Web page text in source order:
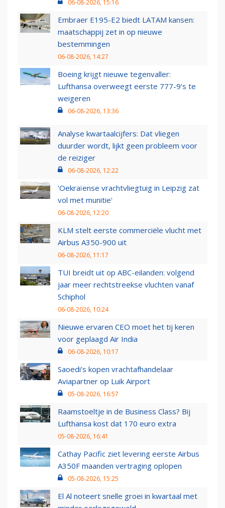
06-08-2026, 15:16
Embraer E195-E2 biedt LATAM kansen:
maatschappij zet in op nieuwe
bestemmingen
06-08-2026, 14:27
Boeing krijgt nieuwe tegenvaller:
Lufthansa overweegt eerste 777-9’s te
weigeren
06-08-2026, 13:36
Analyse kwartaalcijfers: Dat vliegen
duurder wordt, lijkt geen probleem voor
de reiziger
06-08-2026, 12:22
'Oekraïense vrachtvliegtuig in Leipzig zat
vol met munitie'
06-08-2026, 12:20
KLM stelt eerste commerciële vlucht met
Airbus A350-900 uit
06-08-2026, 11:17
TUI breidt uit op ABC-eilanden: volgend
jaar meer rechtstreekse vluchten vanaf
Schiphol
06-08-2026, 10:24
Nieuwe ervaren CEO moet het tij keren
voor geplaagd Air India
06-08-2026, 10:17
Saoedi’s kopen vrachtafhandelaar
Aviapartner op Luik Airport
05-08-2026, 16:57
Raamstoeltje in de Business Class? Bij
Lufthansa kost dat 170 euro extra
05-08-2026, 16:41
Cathay Pacific ziet levering eerste Airbus
A350F maanden vertraging oplopen
05-08-2026, 15:25
El Al noteert snelle groei in kwartaal met